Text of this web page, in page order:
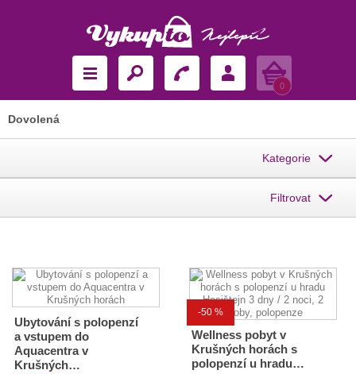
Košík
0
Dovolená
Kategorie
Filtrovat
Ubytování s polopenzí
a vstupem do
Aquacentra v
Krušných…
-50 %
Wellness pobyt v
Krušných horách s
polopenzí u hradu…